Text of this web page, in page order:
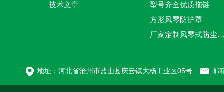
技术文章
型号齐全优质拖链
方形风琴防护罩
厂家定制风琴式
地址：河北省沧州市盐山县庆云镇大杨工业区05号 邮